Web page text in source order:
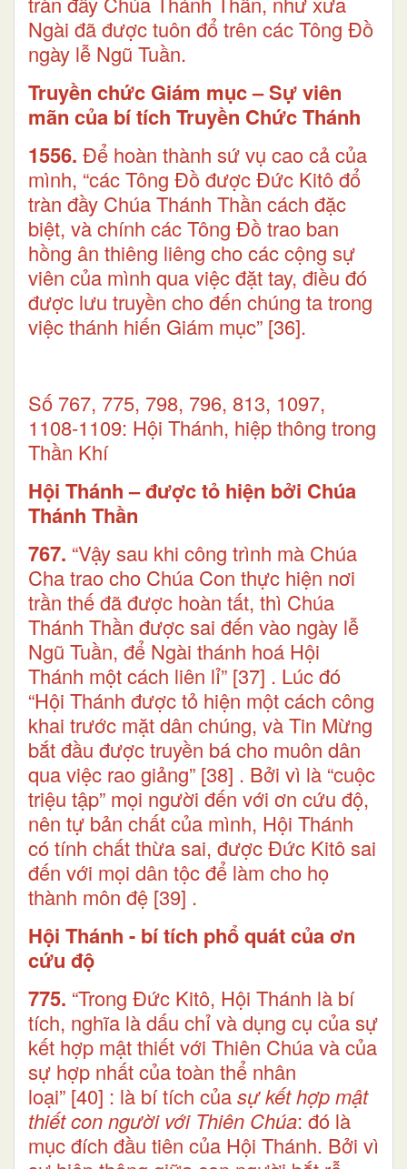
Ngài đã được tuôn đổ trên các Tông Đồ
ngày lễ Ngũ Tuần.
Truyền chức Giám mục – Sự viên
mãn của bí tích Truyền Chức Thánh
1556. Để hoàn thành sứ vụ cao cả của
mình, “các Tông Đồ được Đức Kitô đổ
tràn đầy Chúa Thánh Thần cách đặc
biệt, và chính các Tông Đồ trao ban
hồng ân thiêng liêng cho các cộng sự
viên của mình qua việc đặt tay, điều đó
được lưu truyền cho đến chúng ta trong
việc thánh hiến Giám mục” [36].
Số 767, 775, 798, 796, 813, 1097,
1108-1109: Hội Thánh, hiệp thông trong
Thần Khí
Hội Thánh – được tỏ hiện bởi Chúa
Thánh Thần
767. “Vậy sau khi công trình mà Chúa
Cha trao cho Chúa Con thực hiện nơi
trần thế đã được hoàn tất, thì Chúa
Thánh Thần được sai đến vào ngày lễ
Ngũ Tuần, để Ngài thánh hoá Hội
Thánh một cách liên lỉ” [37] . Lúc đó
“Hội Thánh được tỏ hiện một cách công
khai trước mặt dân chúng, và Tin Mừng
bắt đầu được truyền bá cho muôn dân
qua việc rao giảng” [38] . Bởi vì là “cuộc
triệu tập” mọi người đến với ơn cứu độ,
nên tự bản chất của mình, Hội Thánh
có tính chất thừa sai, được Đức Kitô sai
đến với mọi dân tộc để làm cho họ
thành môn đệ [39] .
Hội Thánh - bí tích phổ quát của ơn
cứu độ
775. “Trong Đức Kitô, Hội Thánh là bí
tích, nghĩa là dấu chỉ và dụng cụ của sự
kết hợp mật thiết với Thiên Chúa và của
sự hợp nhất của toàn thể nhân
loại” [40] : là bí tích củasự kết hợp mật
thiết con người với Thiên Chúa: đó là
mục đích đầu tiên của Hội Thánh. Bởi vì